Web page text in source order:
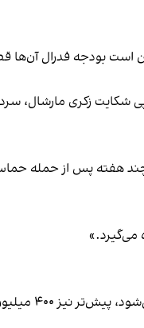
تحقیق درباره یهودستیزی در دانشگاه پرینستون در دوران دولت بایدن آغاز شد. این بررسی‌ها از آوریل ۲۰۲۴ و
۲۰۲۳ در دانشگاه پرینستون اشاره کرد که تنها چند
می‌گیرد.»
کارگروه مشترک دولت ترامپ برای مقابله با